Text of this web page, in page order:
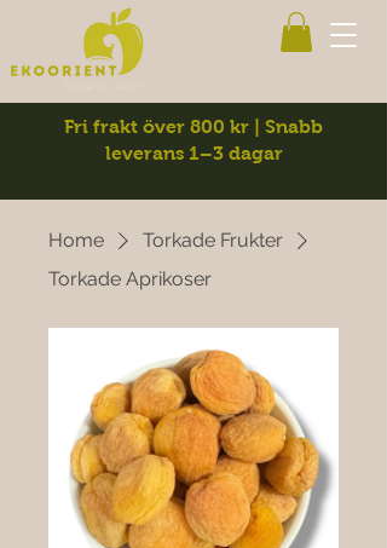
Fri frakt över 800 kr | Snabb
leverans 1–3 dagar
Home
Torkade Frukter
Torkade Aprikoser